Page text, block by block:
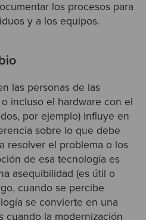
los procesos para
y a los equipos.
las personas de las
incluso el hardware con el
por ejemplo) influye en
sobre lo que debe
resolver el problema o los
de esa tecnología es
asequibilidad (es útil o
cuando se percibe
se convierte en una
cuando la modernización